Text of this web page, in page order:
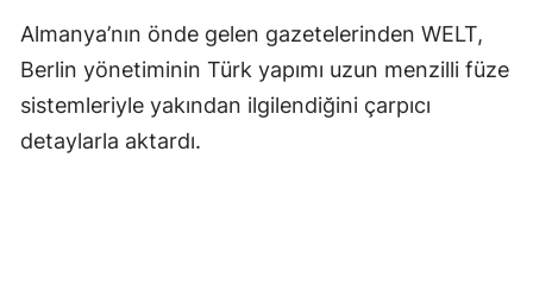
Almanya’nın önde gelen gazetelerinden WELT,
Berlin yönetiminin Türk yapımı uzun menzilli füze
sistemleriyle yakından ilgilendiğini çarpıcı
detaylarla aktardı.